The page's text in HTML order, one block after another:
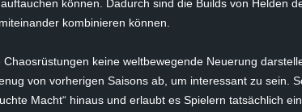
können. Dadurch sind die Buildsvon Helden
kombinieren können.
Chaosrüstungen keine weltbewegende Neuerung
von vorherigen Saisons ab, um interessant zu sein.
Macht“ hinaus und erlaubt es Spielern tatsächlich